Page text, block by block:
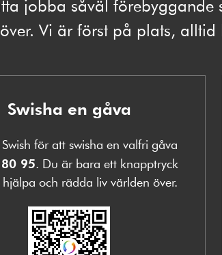
jobba såväl förebyggande
Vi är först på plats, alltid
Swisha en gåva
för att swisha en valfri gåva
95. Du är bara ett knapptryck
och rädda liv världen över.